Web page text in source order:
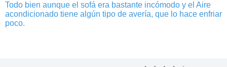
Todo bien aunque el sofá era bastante incómodo y el Aire
acondicionado tiene algún tipo de avería, que lo hace enfriar
poco.